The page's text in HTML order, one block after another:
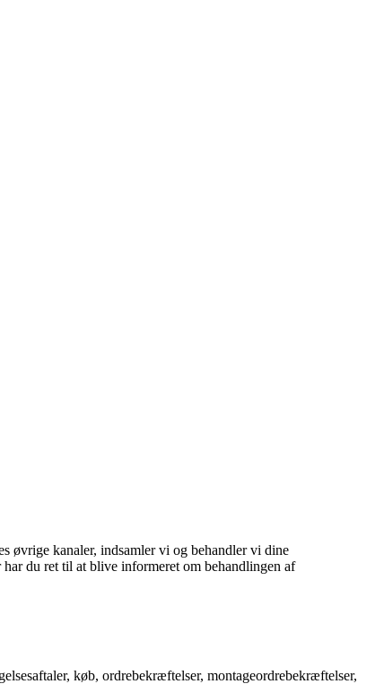
øvrige kanaler, indsamler vi og behandler vi dine
du ret til at blive informeret om behandlingen af
køb, ordrebekræftelser, montageordrebekræftelser,